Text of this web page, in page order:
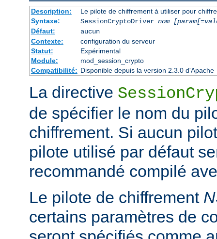
Description:
Le pilote de chiffrement à utiliser pour
Syntaxe:
SessionCryptoDriver nom
Défaut:
aucun
Contexte:
configuration du serveur
Statut:
Expérimental
Module:
mod_session_crypto
Compatibilité: Disponible depuis la version 2.3.0 d'Apache
La directive
de spécifier le nom du
chiffrement. Si aucun
pilote utilisé par défaut
recommandé compilé
Le pilote de chiffrement
certains paramètres de